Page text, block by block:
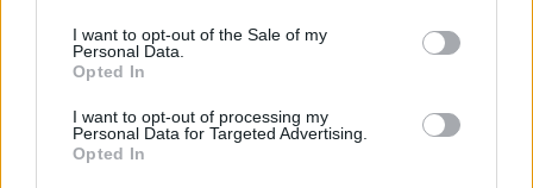
I want to opt-out of the Sale of my
Personal Data.
Opted In
I want to opt-out of processing my
Personal Data for Targeted Advertising.
Opted In